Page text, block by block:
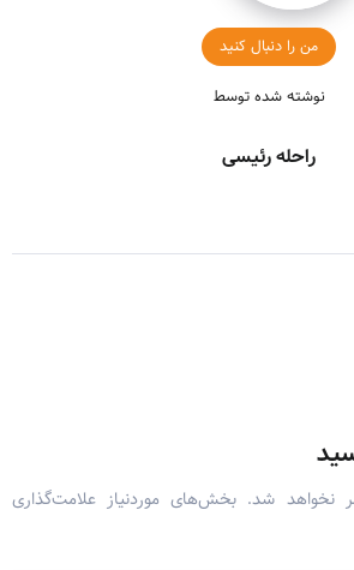
من را دنبال کنید
نوشته شده توسط
راحله رئیسی
نخواهد شد. بخش‌های موردنیاز علامت‌گذاری